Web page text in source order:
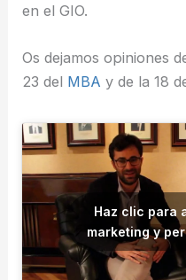
en el GIO.
Os dejamos opiniones
23 del MBAy de la 18
Haz clic para
marketing y